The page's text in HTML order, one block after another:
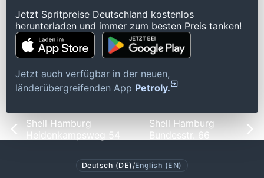
Jetzt Spritpreise Deutschland kostenlos
herunterladen und immer zum besten Preis tanken!
Jetzt auch verfügbar in der neuen,
länderübergreifenden App Petroly.
Shell Hamburg
Heidenkampsweg 54
Shell Hamburg
Bundesstr. 66
Deutsch (DE) /English (EN)